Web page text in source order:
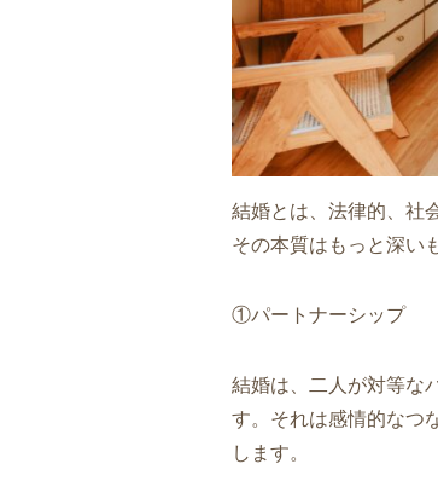
結婚とは、法律的、社
その本質はもっと深い
①パートナーシップ
結婚は、二人が対等な
す。それは感情的なつ
します。